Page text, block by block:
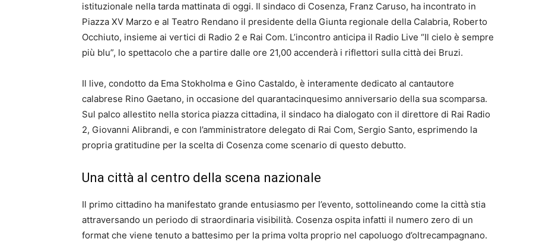
istituzionale nella tarda mattinata di oggi. Il sindaco di Cosenza, Franz Caruso, ha incontrato in
Piazza XV Marzo e al Teatro Rendano il presidente della Giunta regionale della Calabria, Roberto
Occhiuto, insieme ai vertici di Radio 2 e Rai Com. L’incontro anticipa il Radio Live “Il cielo è sempre
più blu”, lo spettacolo che a partire dalle ore 21,00 accenderà i riflettori sulla città dei Bruzi.
Il live, condotto da Ema Stokholma e Gino Castaldo, è interamente dedicato al cantautore
calabrese Rino Gaetano, in occasione del quarantacinquesimo anniversario della sua scomparsa.
Sul palco allestito nella storica piazza cittadina, il sindaco ha dialogato con il direttore di Rai Radio
2, Giovanni Alibrandi, e con l’amministratore delegato di Rai Com, Sergio Santo, esprimendo la
propria gratitudine per la scelta di Cosenza come scenario di questo debutto.
Una città al centro della scena nazionale
Il primo cittadino ha manifestato grande entusiasmo per l’evento, sottolineando come la città stia
attraversando un periodo di straordinaria visibilità. Cosenza ospita infatti il numero zero di un
format che viene tenuto a battesimo per la prima volta proprio nel capoluogo d’oltrecampagnano.